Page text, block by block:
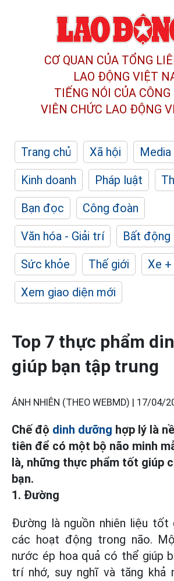
CƠ QUAN CỦA TỔNG
LAO ĐỘNG VIỆT
TIẾNG NÓI CỦA
VIÊN CHỨC LAO ĐỘNG
Trang chủ Xã hội Media
Kinh doanh
Pháp luật
Bạn đọc
Công đoàn
Văn hóa - Giải trí
Bất động
Sức khỏe
Thế giới
Xe +
Xem giao diện mới
Top 7 thực phẩm
giúp bạn tập trung
ÁNH NHIÊN (THEO WEBMD) | 17/04/
Chế độ dinh dưỡng hợp lý là
tiên để có một bộ não minh
là, những thực phẩm tốt giúp
bạn.
1. Đường
Đường là nguồn nhiên liệu tốt
các hoạt động trong não.
nước ép hoa quả có thể giúp
trí nhớ, suy nghĩ và tăng khả